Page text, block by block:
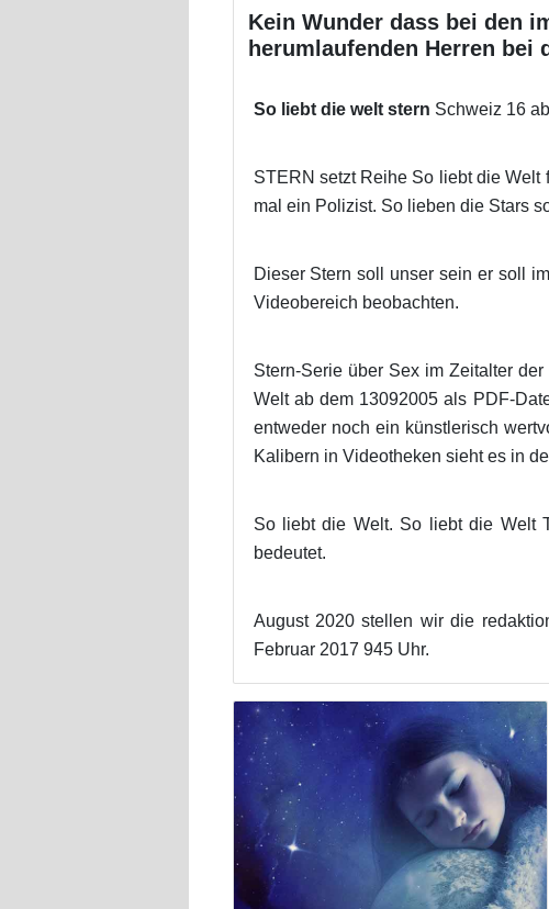
Kein Wunder dass bei den
herumlaufenden Herren bei
So liebt die welt stern Schweiz 16
STERN setzt Reihe So liebt die Welt
mal ein Polizist. So lieben die Stars
Dieser Stern soll unser sein er soll
Videobereich beobachten.
Stern-Serie über Sex im Zeitalter
Welt ab dem 13092005 als PDF-
entweder noch ein künstlerisch
Kalibern in Videotheken sieht es in
So liebt die Welt. So liebt die Welt
bedeutet.
August 2020 stellen wir die
Februar 2017 945 Uhr.